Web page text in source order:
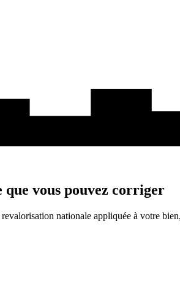
que vous pouvez corriger
nationale appliquée à votre